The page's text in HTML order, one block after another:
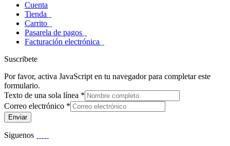
Cuenta
Tienda
Carrito
Pasarela de pagos
Facturación electrónica
Suscribete
Por favor, activa JavaScript en tu navegador para completar este
formulario.
Texto de una sola línea *
Correo electrónico *
Enviar
Siguenos